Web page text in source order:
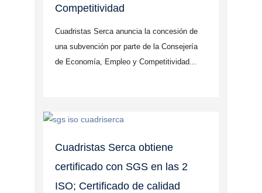
Competitividad
Cuadristas Serca anuncia la concesión de
una subvención por parte de la Consejería
de Economía, Empleo y Competitividad...
Cuadristas Serca obtiene
certificado con SGS en las 2
ISO; Certificado de calidad